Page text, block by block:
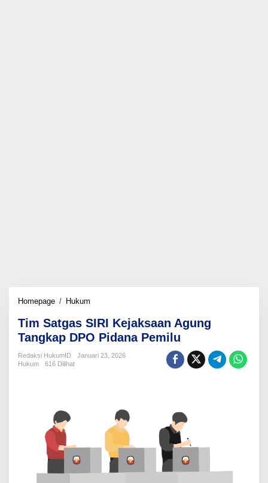
Homepage / Hukum
SIRI
Kejaksaan
Agung
Tangkap
Tim Satgas SIRI Kejaksaan Agung
Tangkap DPO Pidana Pemilu
Redaksi HukumID
Januari 23, 2026
Hukum
616 Dilihat